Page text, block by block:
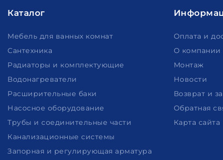
Каталог
Мебель для ванных комнат
Сантехника
Радиаторы и комплектующие
Водонагреватели
Расширительные баки
Насосное оборудование
Трубы и соединительные части
Канализационные системы
Запорная и регулирующая арматура
Оплата и
О компании
Монтаж
Новости
Возврат и
Обратная
Карта сайта